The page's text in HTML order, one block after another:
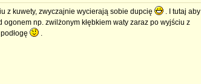
z kuwety, zwyczajnie wycierają sobie dupcię
. I tutaj aby
np. zwilżonym kłębkiem waty zaraz po wyjściu z
.